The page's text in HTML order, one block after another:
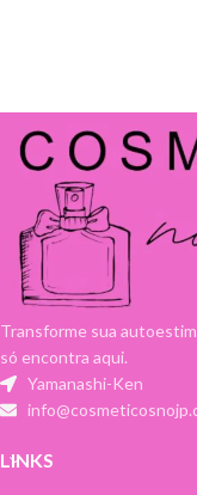
Transforme sua
só encontra aqui.
Yamanashi-Ken
LINKS